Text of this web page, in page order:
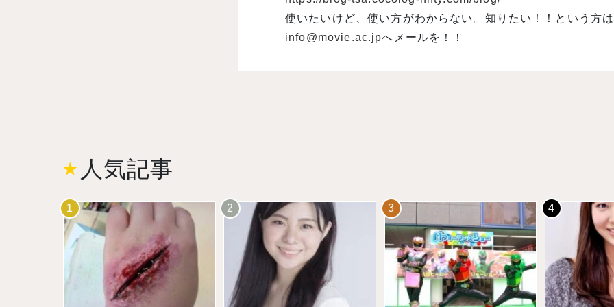
使いたいけど、使い方がわからない。知りたい！！という方は
info@movie.ac.jpへメールを！！
人気記事